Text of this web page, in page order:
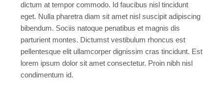
dictum at tempor commodo. Id faucibus nisl tincidunt
eget. Nulla pharetra diam sit amet nisl suscipit adipiscing
bibendum. Sociis natoque penatibus et magnis dis
parturient montes. Dictumst vestibulum rhoncus est
pellentesque elit ullamcorper dignissim cras tincidunt. Est
lorem ipsum dolor sit amet consectetur. Proin nibh nisl
condimentum id.